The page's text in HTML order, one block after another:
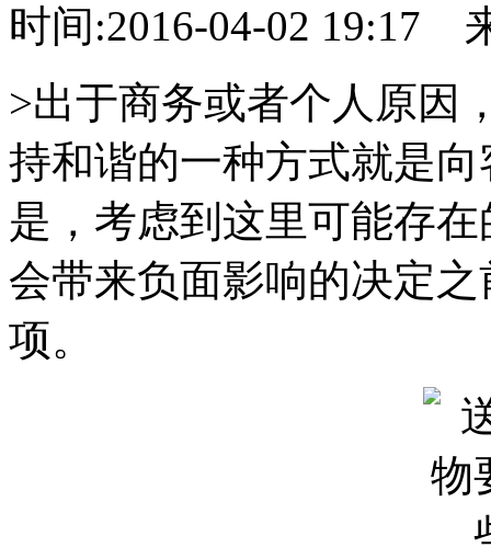
时间:2016-04-02 19:17
>出于商务或者个人原因
持和谐的一种方式就是
是，考虑到这里可能存
会带来负面影响的决定
项。